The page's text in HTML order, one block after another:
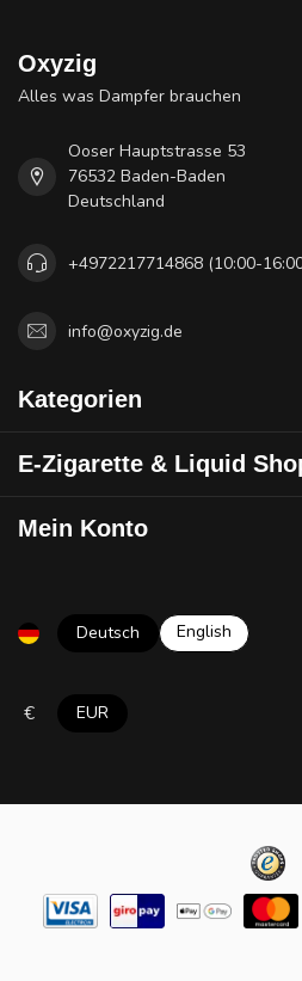
Oxyzig
Alles was Dampfer brauchen
Ooser Hauptstrasse 53
76532 Baden-Baden
Deutschland
+4972217714868 (10:00-
info@oxyzig.de
Kategorien
E-Zigarette & Liquid
Mein Konto
Deutsch English
€ EUR